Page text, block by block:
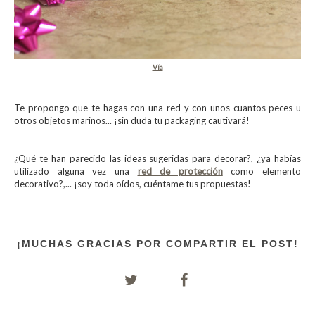
Vía
Te propongo que te hagas con una red y con unos cuantos peces u
otros objetos marinos... ¡sin duda tu packaging cautivará!
¿Qué te han parecido las ideas sugeridas para decorar?, ¿ya habías
utilizado alguna vez una red de proteccióncomo elemento
decorativo?,... ¡soy toda oídos, cuéntame tus propuestas!
¡MUCHAS GRACIAS POR COMPARTIR EL POST!